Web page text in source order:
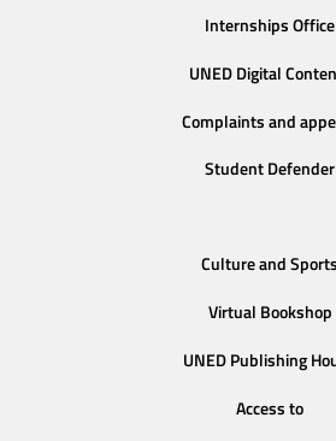
Internships Office
UNED Digital
Complaints and
Student Defender
Culture and Sports
Virtual Bookshop
UNED Publishing
Access to